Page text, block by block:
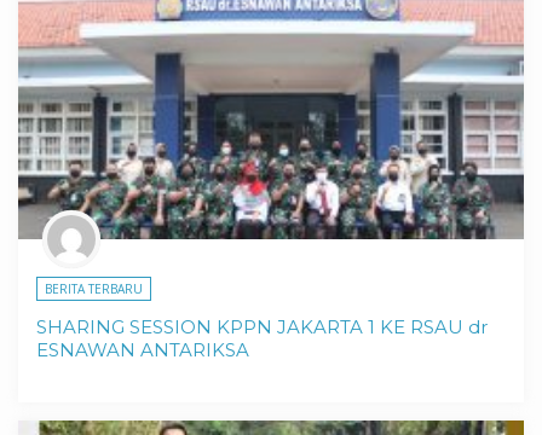
BERITA TERBARU
SHARING SESSION KPPN JAKARTA 1 KE RSAU dr
ESNAWAN ANTARIKSA